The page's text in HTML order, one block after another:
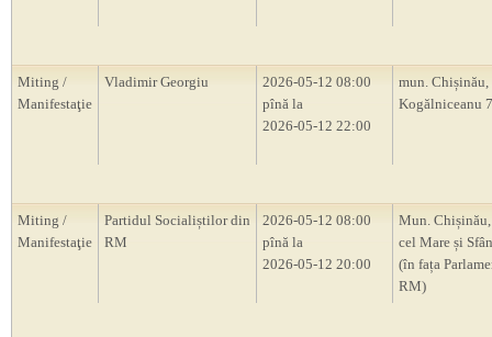
Miting /
Manifestaţie
Vladimir Georgiu
2026-05-12 08:00
pînă la
2026-05-12 22:00
mun. Chișinău,
Kogălniceanu
Miting /
Manifestaţie
Partidul Socialiștilor din
RM
2026-05-12 08:00
pînă la
2026-05-12 20:00
Mun.
cel Mare și
(în fața
RM)